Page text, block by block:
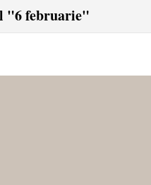
"6 februarie"